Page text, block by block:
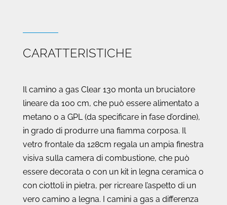
CARATTERISTICHE
Il camino a gas Clear 130 monta un bruciatore
lineare da 100 cm, che può essere alimentato a
metano o a GPL (da specificare in fase d’ordine),
in grado di produrre una fiamma corposa. Il
vetro frontale da 128cm regala un ampia finestra
visiva sulla camera di combustione, che può
essere decorata o con un kit in legna ceramica o
con ciottoli in pietra, per ricreare l’aspetto di un
vero camino a legna. I camini a gas a differenza